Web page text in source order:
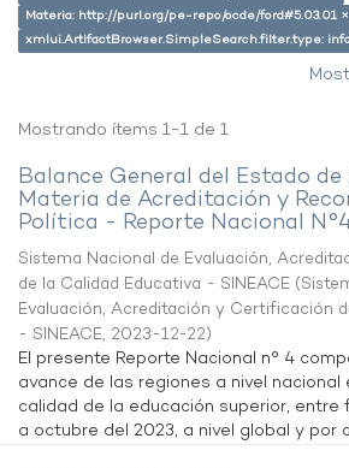
Materia: http://purl.org/pe-repo/ocde/ford#5.03.01 ×
xmlui.ArtifactBrowser.SimpleSearch.filter.type:
Mostrando ítems 1-1 de 1
Balance General del Estado de
Materia de Acreditación y
Política - Reporte Nacional
Sistema Nacional de Evaluación,
de la Calidad Educativa - SINEACE (
Evaluación, Acreditación y Certificación
- SINEACE, 2023-12-22)
El presente Reporte Nacional n° 4
avance de las regiones a nivel nacional
calidad de la educación superior, entre
a octubre del 2023, a nivel global y por